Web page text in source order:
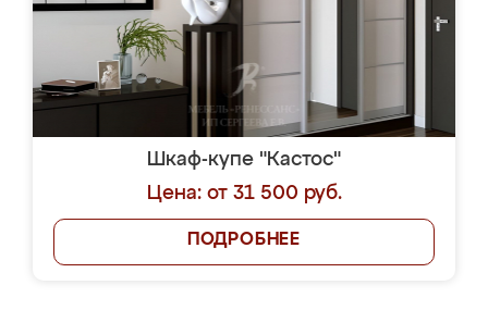
Шкаф-купе "Кастос"
Цена: от 31 500 руб.
ПОДРОБНЕЕ